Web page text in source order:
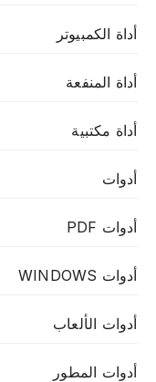
أداة الكمبيوتر
أداة المنفعة
أداة مكتبية
أدوات
أدوات PDF
أدوات WINDOWS
أدوات الألعاب
أدوات المطور